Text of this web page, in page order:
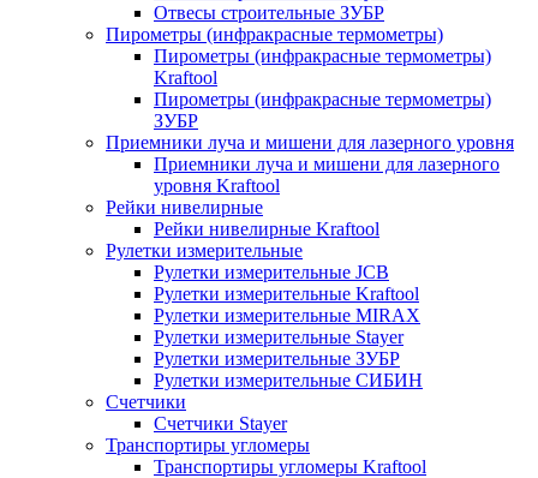
Отвесы строительные ЗУБР
Пирометры (инфракрасные термометры)
Пирометры (инфракрасные термометры)
Kraftool
Пирометры (инфракрасные термометры)
ЗУБР
Приемники луча и мишени для лазерного уровня
Приемники луча и мишени для лазерного
уровня Kraftool
Рейки нивелирные
Рейки нивелирные Kraftool
Рулетки измерительные
Рулетки измерительные JCB
Рулетки измерительные Kraftool
Рулетки измерительные MIRAX
Рулетки измерительные Stayer
Рулетки измерительные ЗУБР
Рулетки измерительные СИБИН
Счетчики
Счетчики Stayer
Транспортиры угломеры
Транспортиры угломеры Kraftool